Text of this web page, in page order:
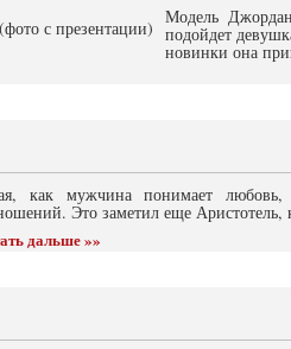
Модель
подойдет
новинки она
как мужчина понимает любовь,
Это заметил еще
дальше »»